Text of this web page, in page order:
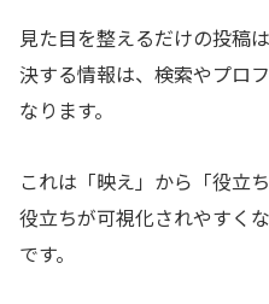
見た目を整えるだけの投稿
決する情報は、検索やプロ
なります。
これは「映え」から「役立
役立ちが可視化されやすく
です。